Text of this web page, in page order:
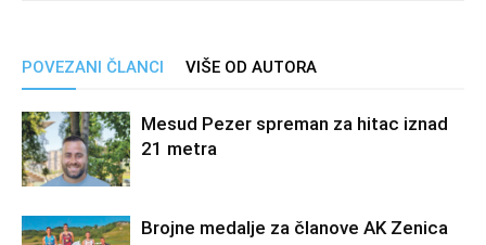
POVEZANI ČLANCI VIŠE OD AUTORA
Mesud Pezer spreman za hitac iznad
21 metra
Brojne medalje za članove AK Zenica